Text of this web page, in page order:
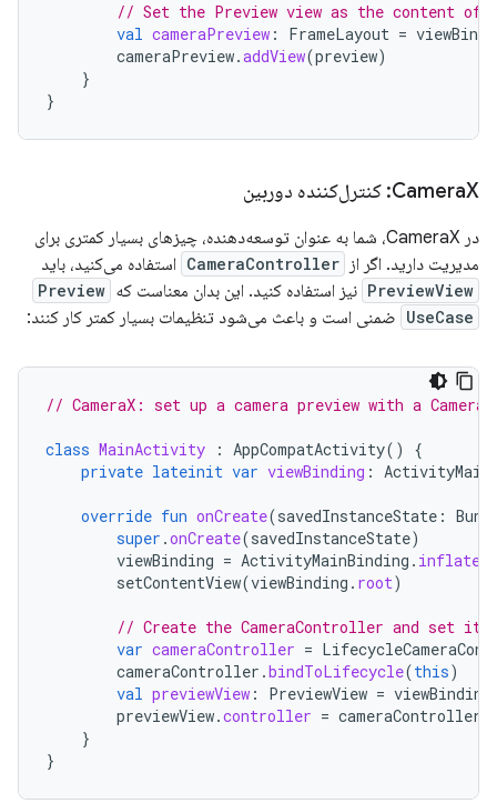
// Set the Preview view as the content
val cameraPreview : FrameLayout =
cameraPreview.addView(preview)
}
}
CameraX: کنترل‌کننده دوربین
در CameraX، شما به عنوان توسعه‌دهنده، چیزهای بسیار کمتری برای
مدیریت دارید. اگر از CameraController استفاده می‌کنید، باید
PreviewView نیز استفاده کنید. این بدان معناست که Preview
UseCase ضمنی است و باعث می‌شود تنظیمات بسیار کمتر کار کنند:
// CameraX: set up a camera preview with a
class MainActivity : AppCompatActivity()
{
private lateinit var viewBinding :
override fun onCreate(savedInstanceState :
super .onCreate(savedInstanceState)
viewBinding = ActivityMainBinding . inflate
setContentView(viewBinding . root)
// Create the CameraController and set it
var cameraController =
cameraController .bindToLifecycle(this)
val previewView : PreviewView = viewBinding
previewView.controller = cameraController
}
}